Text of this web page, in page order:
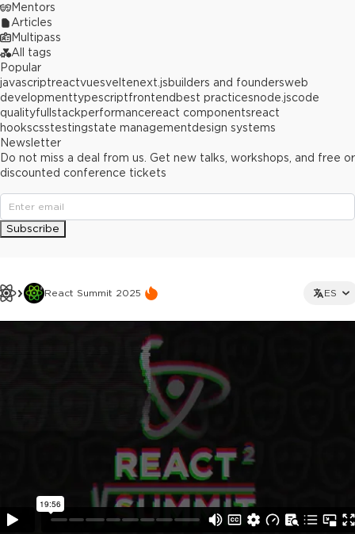
React Summit 2025 ES
Mentors
Articles
Multipass
All tags
Popular
javascriptreactvuesveltenext.jsbuilders and foundersweb
developmenttypescriptfrontend best practicesnode.jscode
qualityfullstackperformancereact componentsreact
hookscsstestingstate managementdesign systems
Newsletter
Do not miss a deal from us. Get new talks, workshops, and free or
discounted conference tickets
Subscribe